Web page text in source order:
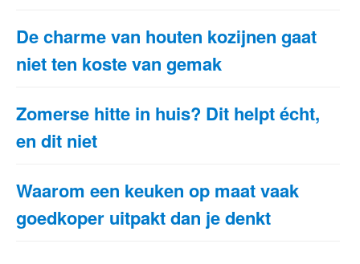
De charme van houten kozijnen gaat
niet ten koste van gemak
Zomerse hitte in huis? Dit helpt écht,
en dit niet
Waarom een keuken op maat vaak
goedkoper uitpakt dan je denkt